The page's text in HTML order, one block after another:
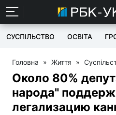
СУСПІЛЬСТВО ОСВІТА
Головна » Життя »
Около 80%
народа"
легализацию